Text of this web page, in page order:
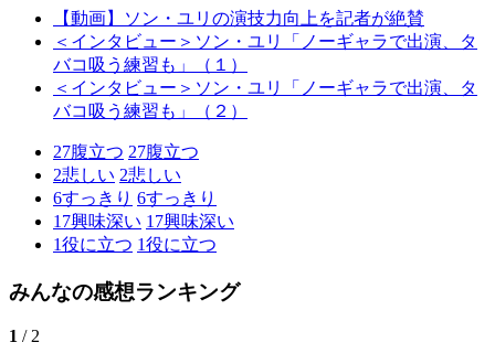
【動画】ソン・ユリの演技力向上を記者が絶賛
＜インタビュー＞ソン・ユリ「ノーギャラで出演、タ
バコ吸う練習も」（１）
＜インタビュー＞ソン・ユリ「ノーギャラで出演、タ
バコ吸う練習も」（２）
27腹立つ 27腹立つ
2悲しい 2悲しい
6すっきり 6すっきり
17興味深い 17興味深い
1役に立つ 1役に立つ
みんなの感想ランキング
1 / 2